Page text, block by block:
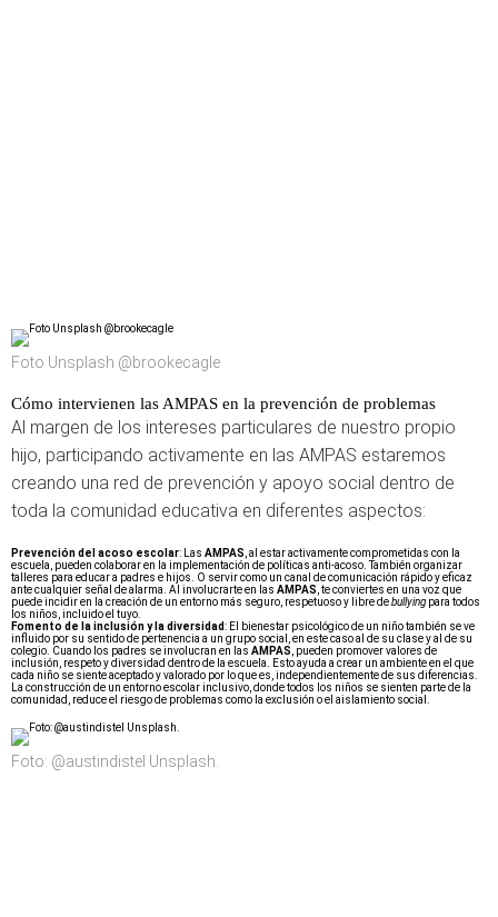
Foto Unsplash @brookecagle
Cómo intervienen las AMPAS en la prevención de problemas
Al margen de los intereses particulares de nuestro propio
hijo, participando activamente en las AMPAS estaremos
creando una red de prevención y apoyo social dentro de
toda la comunidad educativa en diferentes aspectos:
Prevención del acoso escolar: Las AMPAS , al estar activamente comprometidas con la
escuela, pueden colaborar en la implementación de políticas anti-acoso. También organizar
talleres para educar a padres e hijos. O servir como un canal de comunicación rápido y eficaz
ante cualquier señal de alarma. Al involucrarte en las AMPAS , te conviertes en una voz que
puede incidir en la creación de un entorno más seguro, respetuoso y libre debullyingpara todos
los niños, incluido el tuyo.
Fomento de la inclusión y la diversidad: El bienestar psicológico de un niño también se ve
influido por su sentido de pertenencia a un grupo social, en este caso al de su clase y al de su
colegio. Cuando los padres se involucran en las AMPAS , pueden promover valores de
inclusión, respeto y diversidad dentro de la escuela. Esto ayuda a crear un ambiente en el que
cada niño se siente aceptado y valorado por lo que es, independientemente de sus diferencias.
La construcción de un entorno escolar inclusivo, donde todos los niños se sienten parte de la
comunidad, reduce el riesgo de problemas como la exclusión o el aislamiento social.
Foto: @austindistel Unsplash.